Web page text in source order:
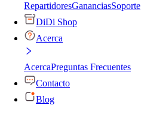
RepartidoresGananciasSoporte
DiDi Shop
Acerca
AcercaPreguntas Frecuentes
Contacto
Blog